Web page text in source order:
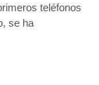
teléfonos
se ha